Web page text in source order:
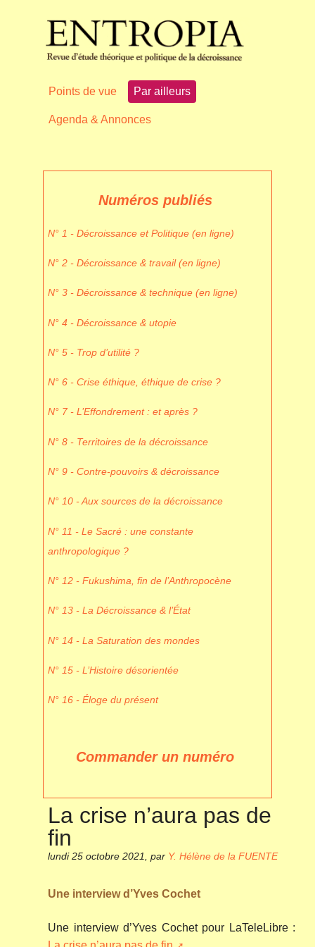
Points de vue Par ailleurs
Agenda & Annonces
Numéros publiés
N° 1 - Décroissance et Politique (en ligne)
N° 2 - Décroissance & travail (en ligne)
N° 3 - Décroissance & technique (en ligne)
N° 4 - Décroissance & utopie
N° 5 - Trop d’utilité ?
N° 6 - Crise éthique, éthique de crise ?
N° 7 - L’Effondrement : et après ?
N° 8 - Territoires de la décroissance
N° 9 - Contre-pouvoirs & décroissance
N° 10 - Aux sources de la décroissance
N° 11 - Le Sacré : une constante
anthropologique ?
N° 12 - Fukushima, fin de l’Anthropocène
N° 13 - La Décroissance & l’État
N° 14 - La Saturation des mondes
N° 15 - L’Histoire désorientée
N° 16 - Éloge du présent
Commander un numéro
La crise n’aura pas de
fin
lundi 25 octobre 2021 par Y. Hélène de la FUENTE
Une interview d’Yves Cochet
Une interview d’Yves Cochet pour LaTeleLibre :